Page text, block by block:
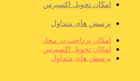
امکان تحویل اکسپرس
پرسش های متداول
امکان پرداخت در محل
امکان تحویل اکسپرس
پرسش های متداول